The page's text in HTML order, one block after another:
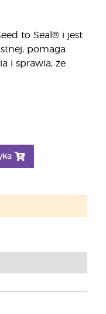
to Seal® i jest
pomaga
i sprawia, że